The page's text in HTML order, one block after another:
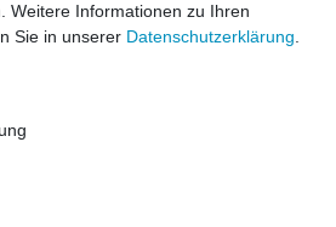
AGB Kontakt
Rechte vorbehalten. HL-
sowie sämtliche
sind Eigentum Ihrer
und dienen hier nur der
Weitere Informationen zu Ihren
Sie in unserer Daten­schutz­erklärung